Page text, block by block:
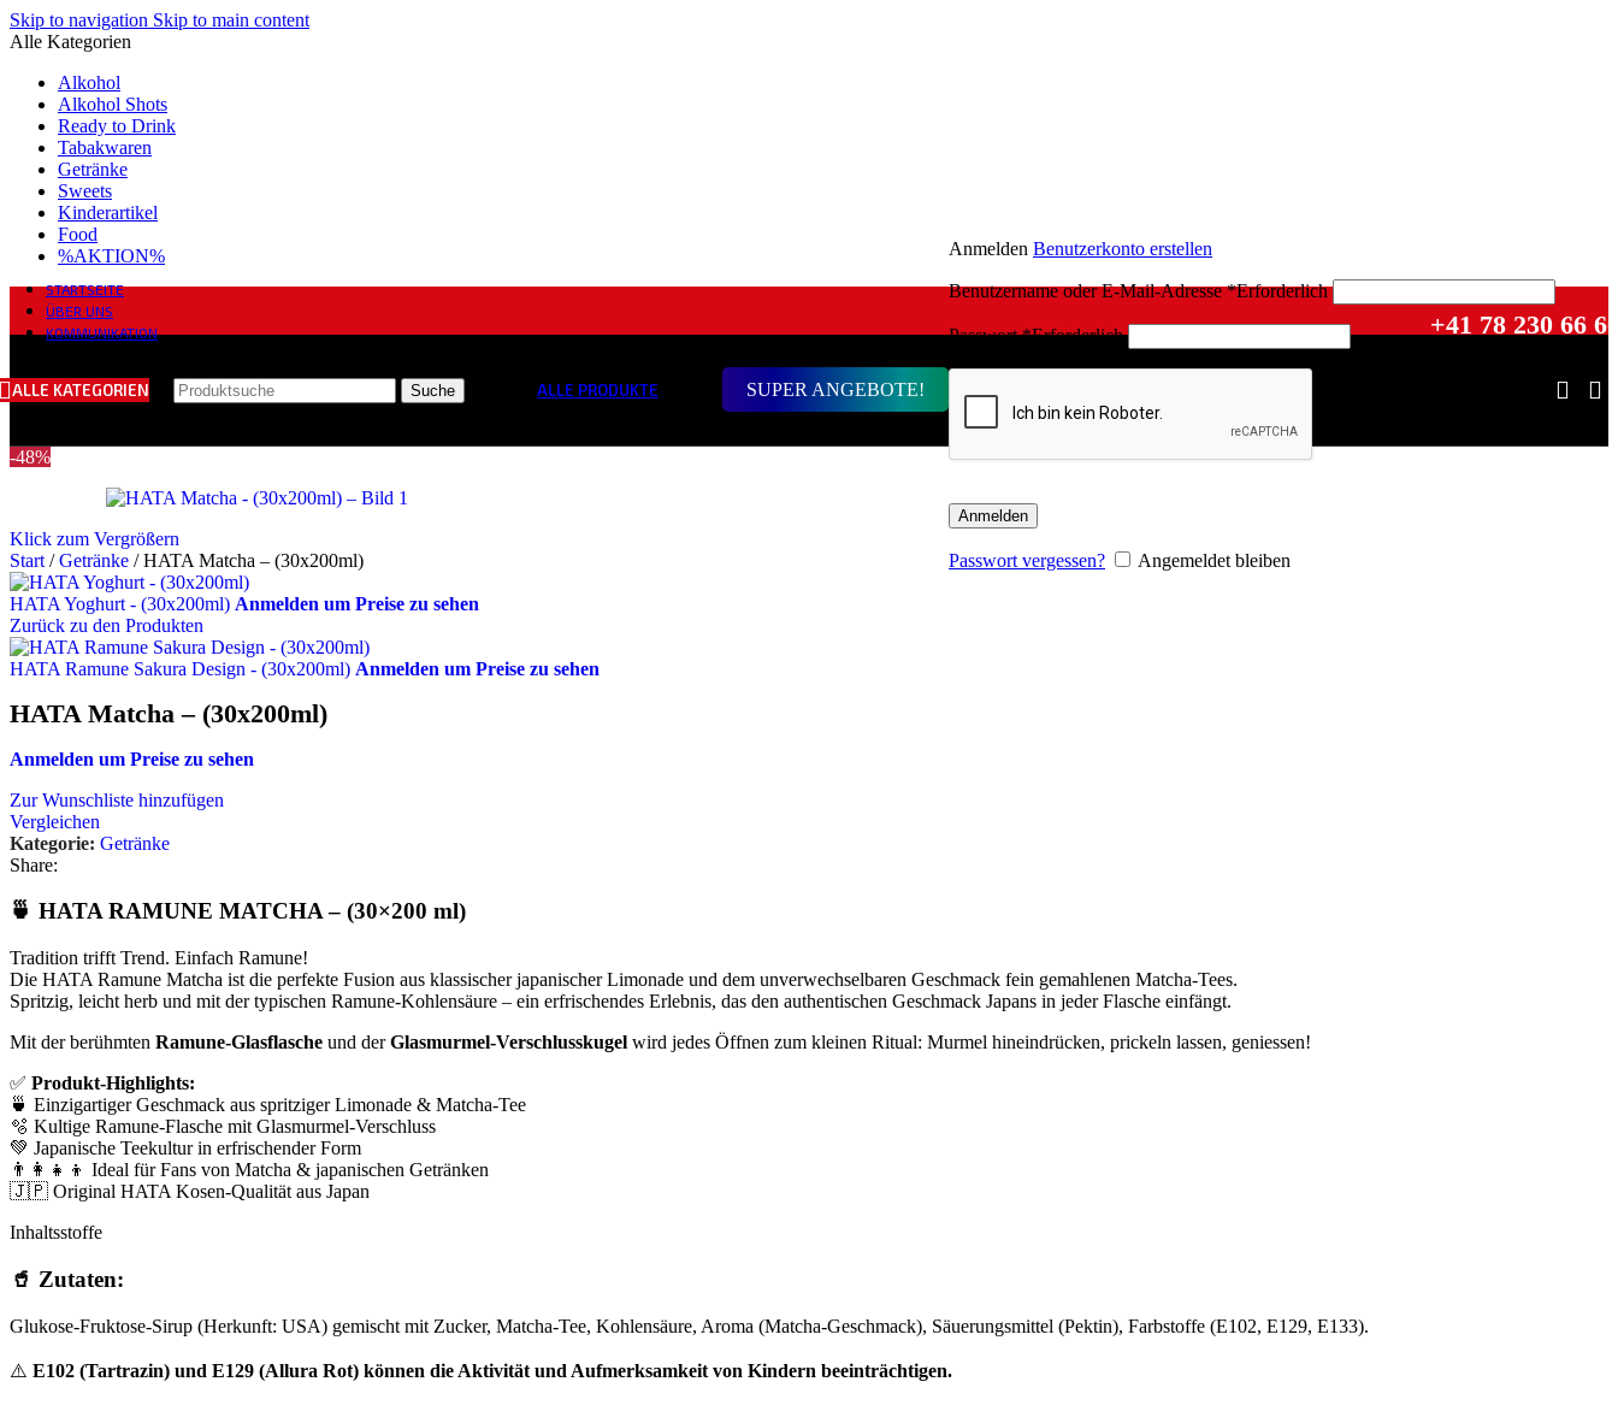
Skip to navigation Skip to main content
Alle Kategorien
Alkohol
Alkohol Shots
Ready to Drink
Tabakwaren
Getränke
Sweets
Kinderartikel
Food
%AKTION%
STARTSEITE
ÜBER UNS
KOMMUNIKATION
+41 78 230 66
ALLE KATEGORIEN Suche ALLE PRODUKTE SUPER ANGEBOTE!
Anmelden Benutzerkonto erstellen
Benutzername oder E-Mail-Adresse*Erforderlich
Passwort*Erforderlich
Anmelden
Passwort vergessen? Angemeldet bleiben
-48%
Klick zum Vergrößern
Start / Getränke / HATA Matcha – (30x200ml)
HATA Yoghurt - (30x200ml) Anmelden um Preise zu sehen
Zurück zu den Produkten
HATA Ramune Sakura Design - (30x200ml) Anmelden um Preise zu sehen
HATA Matcha – (30x200ml)
Anmelden um Preise zu sehen
Zur Wunschliste hinzufügen
Vergleichen
Kategorie: Getränke
Share:
🍵 HATA RAMUNE MATCHA – (30×200 ml)
Tradition trifft Trend. Einfach Ramune!
Die HATA Ramune Matcha ist die perfekte Fusion aus klassischer japanischer Limonade und dem unverwechselbaren Geschmack fein gemahlenen Matcha-Tees.
Spritzig, leicht herb und mit der typischen Ramune-Kohlensäure – ein erfrischendes Erlebnis, das den authentischen Geschmack Japans in jeder Flasche einfängt.
Mit der berühmten Ramune-Glasflasche und derGlasmurmel-Verschlusskugel wird jedes Öffnen zum kleinen Ritual: Murmel hineindrücken, prickeln lassen, geniessen!
✅ Produkt-Highlights:
🍵 Einzigartiger Geschmack aus spritziger Limonade & Matcha-Tee
🫧 Kultige Ramune-Flasche mit Glasmurmel-Verschluss
💚 Japanische Teekultur in erfrischender Form
👨‍👩‍👧‍👦 Ideal für Fans von Matcha & japanischen Getränken
🇯🇵 Original HATA Kosen-Qualität aus Japan
Inhaltsstoffe
🥤 Zutaten:
Glukose-Fruktose-Sirup (Herkunft: USA) gemischt mit Zucker, Matcha-Tee, Kohlensäure, Aroma (Matcha-Geschmack), Säuerungsmittel (Pektin), Farbstoffe (E102, E129, E133).
⚠️ E102 (Tartrazin) und E129 (Allura Rot) können die Aktivität und Aufmerksamkeit von Kindern beeinträchtigen.